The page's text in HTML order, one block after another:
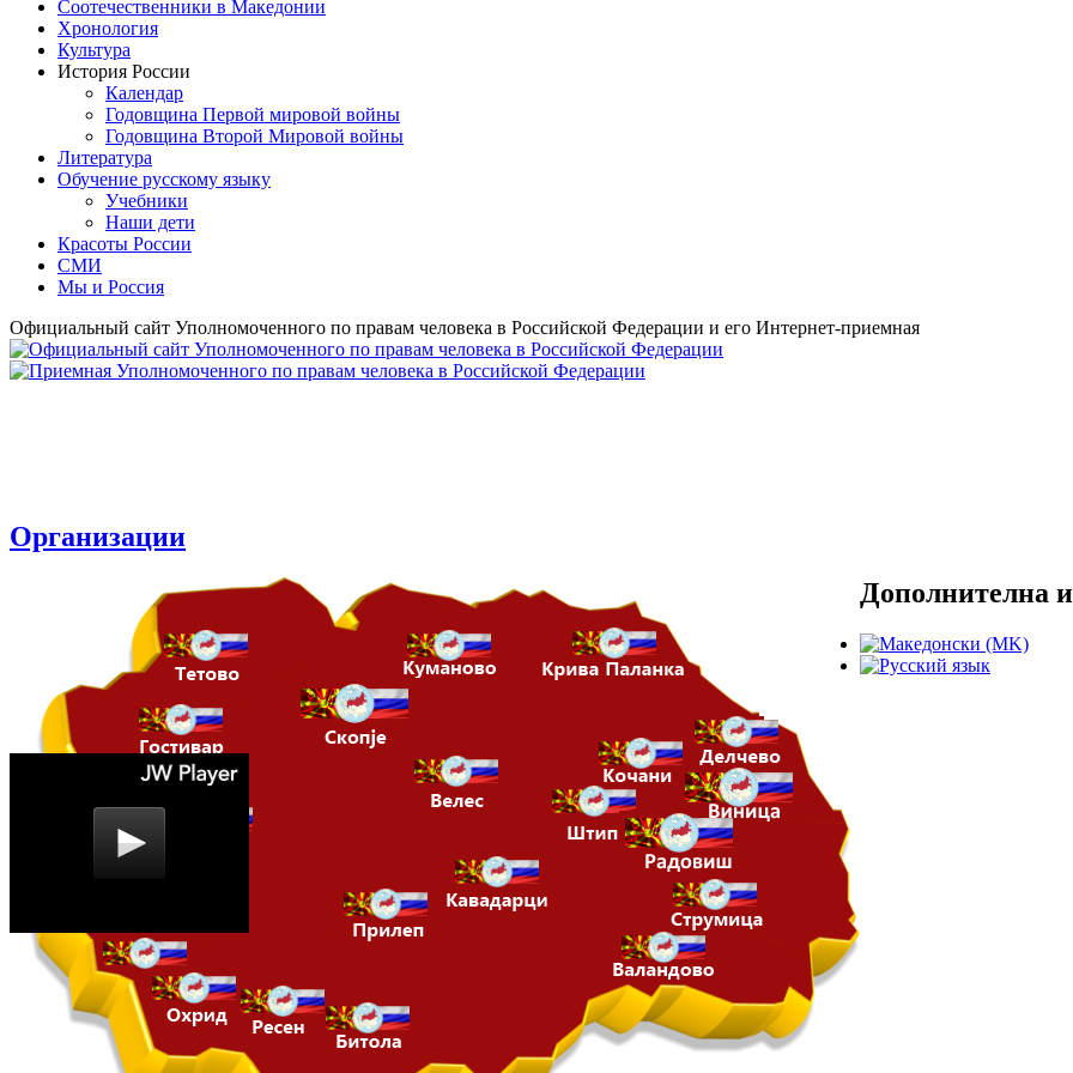
Соотечественники в Македонии
Хронология
Культура
История России
Календар
Годовщина Первой мировой войны
Годовщина Второй Мировой войны
Литература
Обучение русскому языку
Учебники
Наши дети
Красоты России
СМИ
Мы и Россия
Официальный сайт Уполномоченного по правам человека в Российской Федерации и его Интернет-приемная
Организации
Дополнителна